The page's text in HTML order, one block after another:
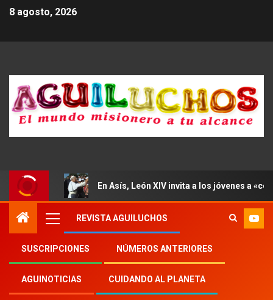
8 agosto, 2026
En Asís, León XIV invita a los jóvenes a
REVISTA AGUILUCHOS
SUSCRIPCIONES NÚMEROS ANTERIORES
AGUINOTICIAS CUIDANDO AL PLANETA
Inicio 2024
12
¿Estamos educando a los jóvenes en favor de